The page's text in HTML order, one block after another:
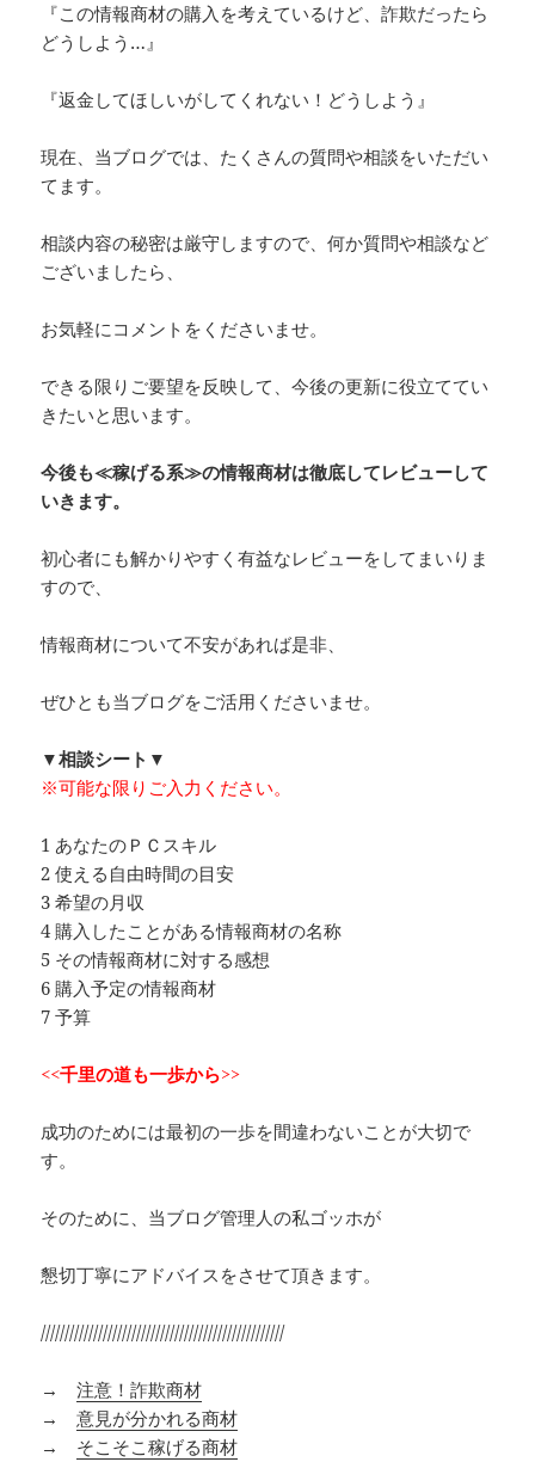
『この情報商材の購入を考えているけど、詐欺だったら
どうしよう…』
『返金してほしいがしてくれない！どうしよう』
現在、当ブログでは、たくさんの質問や相談をいただい
てます。
相談内容の秘密は厳守しますので、何か質問や相談など
ございましたら、
お気軽にコメントをくださいませ。
できる限りご要望を反映して、今後の更新に役立ててい
きたいと思います。
今後も≪稼げる系≫の情報商材は徹底してレビューして
いきます。
初心者にも解かりやすく有益なレビューをしてまいりま
すので、
情報商材について不安があれば是非、
ぜひとも当ブログをご活用くださいませ。
▼相談シート▼
※可能な限りご入力ください。
1 あなたのＰＣスキル
2 使える自由時間の目安
3 希望の月収
4 購入したことがある情報商材の名称
5 その情報商材に対する感想
6 購入予定の情報商材
7 予算
<<千里の道も一歩から>>
成功のためには最初の一歩を間違わないことが大切で
す。
そのために、当ブログ管理人の私ゴッホが
懇切丁寧にアドバイスをさせて頂きます。
///////////////////////////////////////////////////
→注意！詐欺商材
→意見が分かれる商材
→ そこそこ稼げる商材